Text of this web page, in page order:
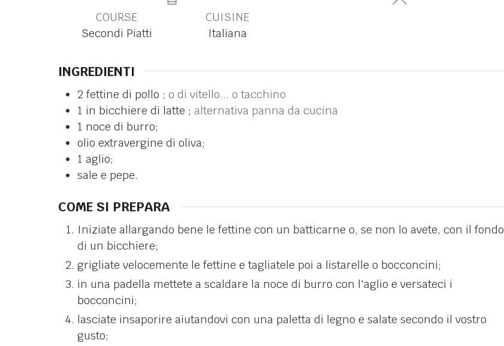
COURSE
Secondi Piatti
CUISINE
Italiana
INGREDIENTI
2 fettine di pollo ; o di vitello... o tacchino
1 in bicchiere di latte ; alternativa panna da cucina
1 noce di burro;
olio extravergine di oliva;
1 aglio;
sale e pepe.
COME SI PREPARA
Iniziate allargando bene le fettine con un batticarne o, se non lo avete, con il fondo
di un bicchiere;
grigliate velocemente le fettine e tagliatele poi a listarelle o bocconcini;
in una padella mettete a scaldare la noce di burro con l'aglio e versateci i
bocconcini;
lasciate insaporire aiutandovi con una paletta di legno e salate secondo il vostro
gusto;